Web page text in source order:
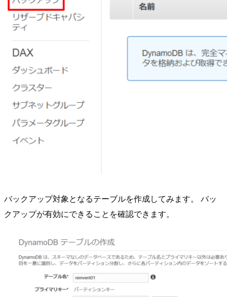
バックアップ対象となるテーブルを作成してみます。 バッ
クアップが有効にできることを確認できます。